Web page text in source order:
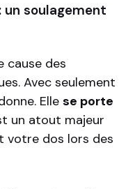
un soulagement
cause des
Avec seulement
Elle se porte
un atout majeur
votre dos lors des